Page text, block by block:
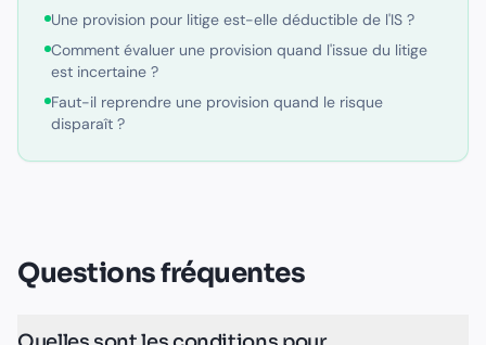
Une provision pour litige est-elle déductible de l'IS ?
Comment évaluer une provision quand l'issue du litige
est incertaine ?
Faut-il reprendre une provision quand le risque
disparaît ?
Questions fréquentes